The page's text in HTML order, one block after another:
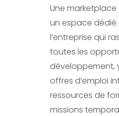
Une
un espace dédié
l’entreprise qui
toutes les
développement,
offres d’emploi
ressources de
missions